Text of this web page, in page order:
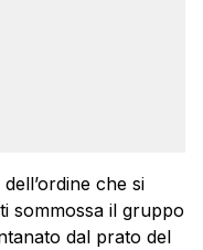
che si
sommossa il gruppo
dal prato del